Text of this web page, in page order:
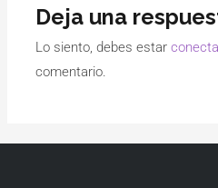
Deja una
Lo siento, debes estar
comentario.